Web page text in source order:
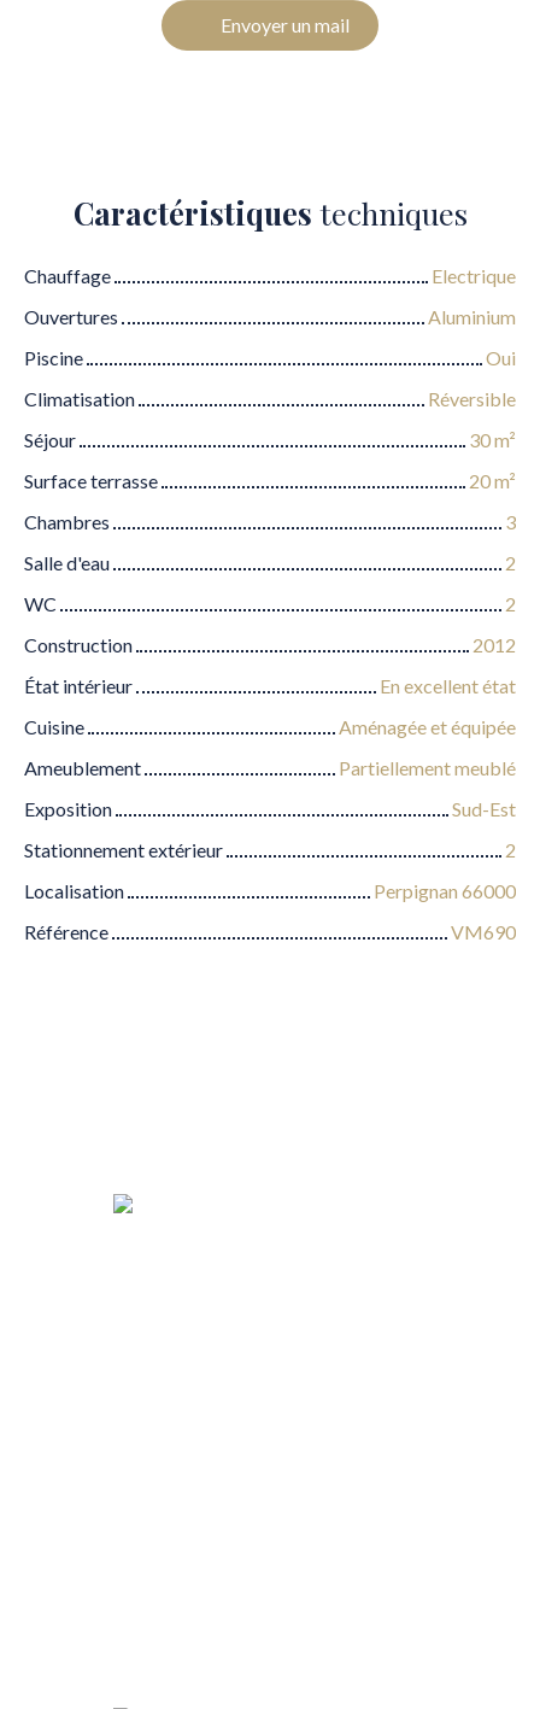
Envoyer un mail
Caractéristiques techniques
Chauffage
Electrique
Ouvertures
Aluminium
Piscine
Oui
Climatisation
Réversible
Séjour
30m²
Surface terrasse
20m²
Chambres
3
Salle d'eau
2
WC
2
Construction
2012
État intérieur
En excellent état
Cuisine
Aménagée et équipée
Ameublement
Partiellement meublé
Exposition
Sud-Est
Stationnement extérieur
2
Localisation
Perpignan 66000
Référence
VM690